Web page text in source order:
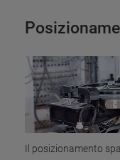
Il posizionamento